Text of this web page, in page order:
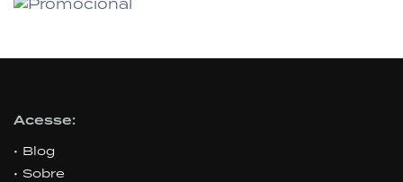
Acesse:
Blog
Sobre